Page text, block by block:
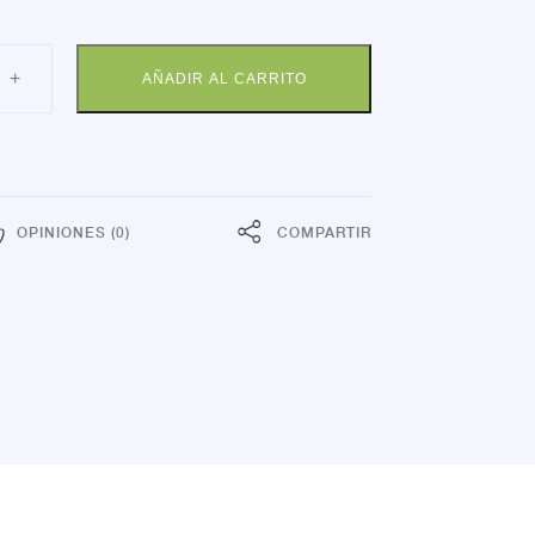
+ AÑADIR AL CARRITO
OPINIONES (0) COMPARTIR